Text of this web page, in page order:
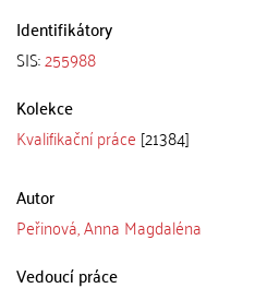
Identifikátory
SIS:255988
Kolekce
Kvalifikační práce [21384]
Autor
Peřinová, Anna Magdaléna
Vedoucí práce